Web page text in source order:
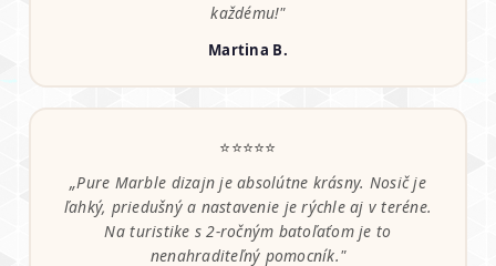
každému!"
Martina B.
⭐⭐⭐⭐⭐
„Pure Marble dizajn je absolútne krásny. Nosič je
ľahký, priedušný a nastavenie je rýchle aj v teréne.
Na turistike s 2-ročným batoľaťom je to
nenahraditeľný pomocník."